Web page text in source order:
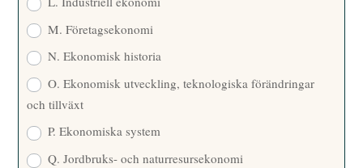
M. Företagsekonomi
N. Ekonomisk historia
O. Ekonomisk utveckling, teknologiska förändringar
och tillväxt
P. Ekonomiska system
Q. Jordbruks- och naturresursekonomi